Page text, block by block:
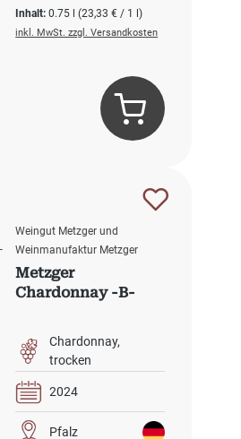
Inhalt:0.75 l(23,33 € / 1 l)
inkl. MwSt. zzgl. Versandkosten
Weingut Metzger und
Weinmanufaktur Metzger
Metzger
Chardonnay -B-
Chardonnay
trocken
2024
Pfalz